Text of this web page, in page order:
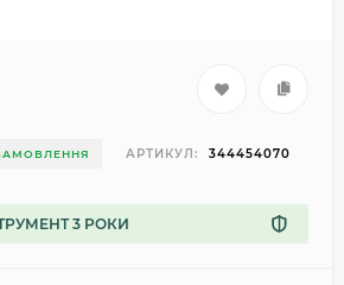
АРТИКУЛ: 344454070
3 РОКИ